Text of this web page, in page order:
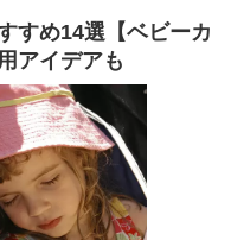
すめ14選【ベビーカ
アイデアも